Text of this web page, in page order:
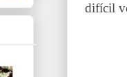
difícil